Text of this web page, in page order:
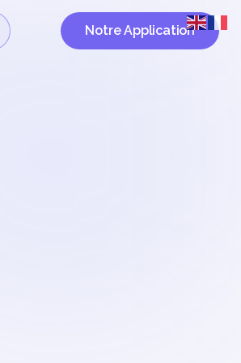
Notre Application